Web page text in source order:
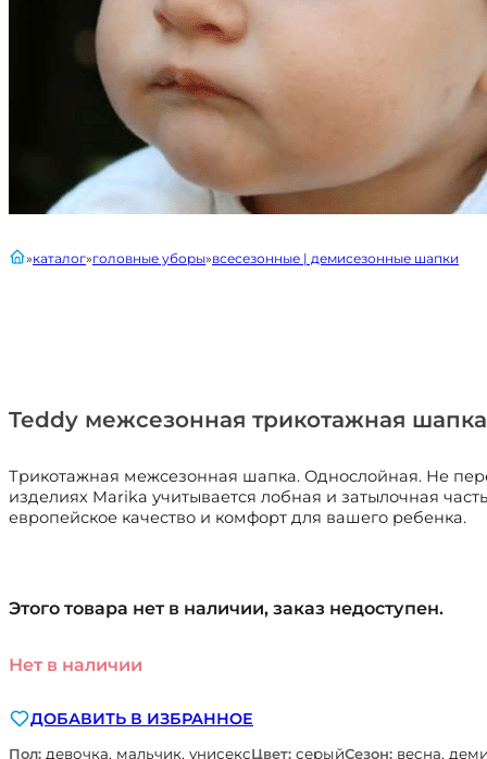
Teddy межсезонная трикотажная
Трикотажная межсезонная шапка. Однослойная. Не
изделиях Marika учитывается лобная и затылочная
европейское качество и комфорт для вашего ребенка.
главнаякаталог головные уборы всесезонные | демисезонные шапки
Этого товара нет в наличии, заказ недоступен.
Нет в наличии
ДОБАВИТЬ В ИЗБРАННОЕ
Пол: девочка, мальчик, унисексЦвет: серыйСезон: весна,